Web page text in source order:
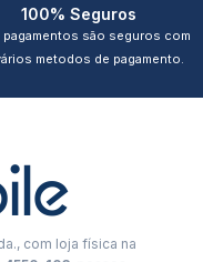
100% Seguros
pagamentos são seguros com
metodos de pagamento.
com loja física na